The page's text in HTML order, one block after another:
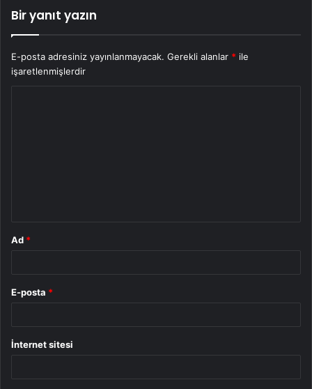
Bir yanıt yazın
E-posta adresiniz yayınlanmayacak. Gerekli alanlar * ile
işaretlenmişlerdir
Ad *
E-posta *
İnternet sitesi